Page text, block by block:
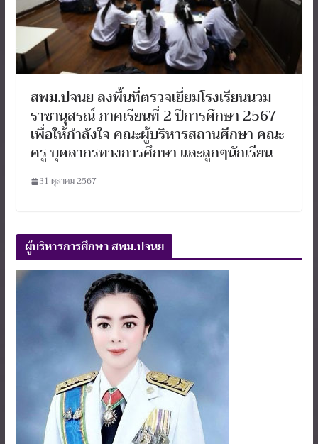
สพม.ปจนย ลงพื้นที่ตรวจเยี่ยมโรงเรียนนวม
ราชานุสรณ์ ภาคเรียนที่ 2 ปีการศึกษา 2567
เพื่อให้กำลังใจ คณะผู้บริหารสถานศึกษา คณะ
ครู บุคลากรทางการศึกษา และลูกๆนักเรียน
31 ตุลาคม 2567
ผู้บริหารการศึกษา สพม.ปจนย